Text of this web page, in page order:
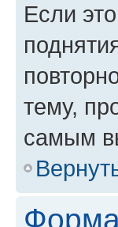
Если
тему,
самым